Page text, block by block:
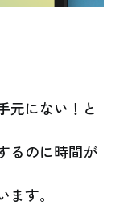
元にない！と
るのに時間が
す。